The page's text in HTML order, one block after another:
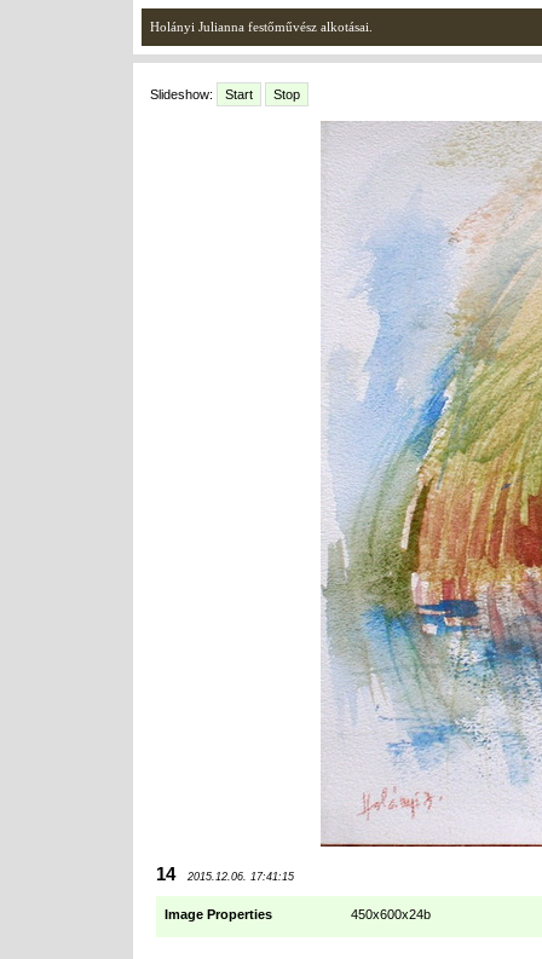
Holányi Julianna festőművész alkotásai.
Slideshow: Start Stop
14 2015.12.06. 17:41:15
Image Properties 450x600x24b